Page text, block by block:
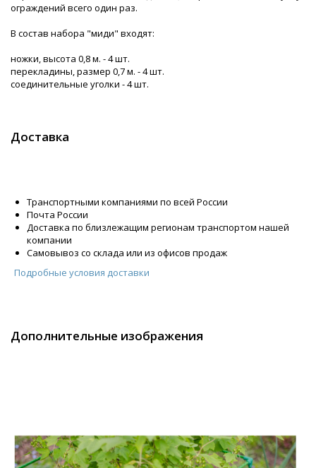
ограждений всего один раз.
В состав набора "миди" входят:
ножки, высота 0,8 м. - 4 шт.
перекладины, размер 0,7 м. - 4 шт.
соединительные уголки - 4 шт.
Доставка
Транспортными компаниями по всей России
Почта России
Доставка по близлежащим регионам транспортом нашей
компании
Самовывоз со склада или из офисов продаж
Подробные условия доставки
Дополнительные изображения